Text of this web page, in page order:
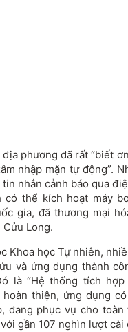
phương đã rất “biết
nhập mặn tự động”.
nhắn cảnh báo qua
có thể kích hoạt máy
gia, đã thương mại
Long.
Khoa học Tự nhiên,
và ứng dụng thành
là “Hệ thống tích
thiện, ứng dụng
đang phục vụ cho toàn
gần 107 nghìn lượt cài